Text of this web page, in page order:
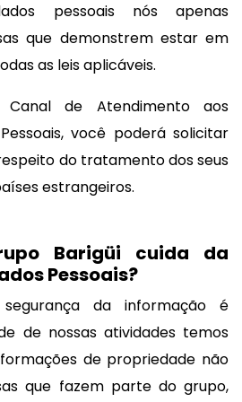
pessoais nós apenas
que demonstrem estar em
as leis aplicáveis.
de Atendimento aos
você poderá solicitar
do tratamento dos seus
estrangeiros.
Barigüi cuida da
Pessoais?
da informação é
de nossas atividades temos
de propriedade não
que fazem parte do grupo,